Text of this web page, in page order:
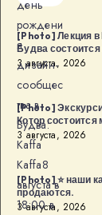
день
рождени
я
дизайн-
сообщес
тва в
Будва:
Kaffa
Kaffa8
августа в
18:00 в
[Photo] Лекция
Будва
3 августа, 2026
[Photo]
Котор
3 августа, 2026
[Photo] ⭐️ наши
продаются.
3 августа, 2026